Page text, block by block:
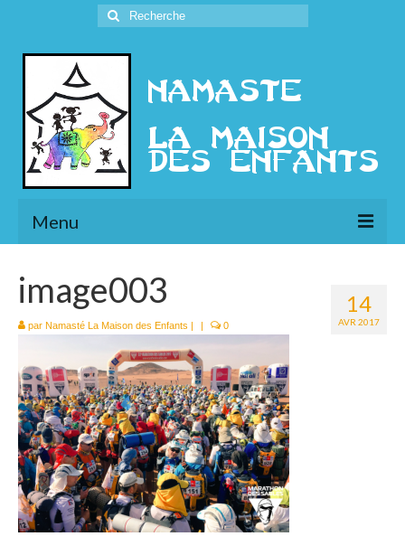
Rechercher
:
Menu
Présentation
Historique
Le Népal
Documents
Parrainages
Missions 2023
14
AVR 2017
image003
par Namasté La Maison des Enfants | | 0